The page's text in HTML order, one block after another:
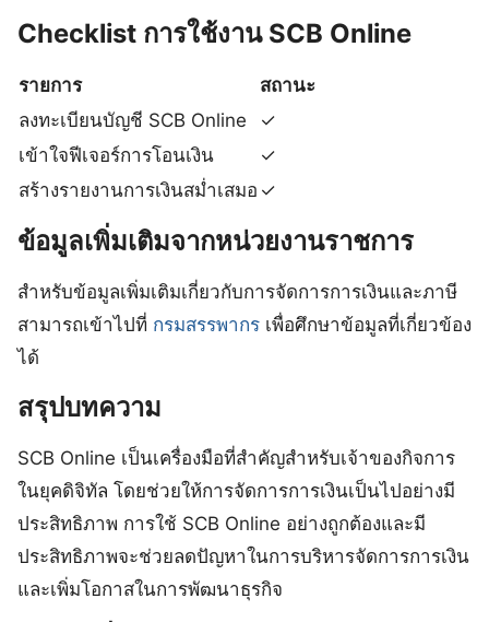
Checklist การใช้งาน SCB Online
รายการ
สถานะ
ลงทะเบียนบัญชี SCB Online
✓
เข้าใจฟีเจอร์การโอนเงิน
✓
สร้างรายงานการเงินสม่ำเสมอ ✓
ข้อมูลเพิ่มเติมจากหน่วยงานราชการ
สำหรับข้อมูลเพิ่มเติมเกี่ยวกับการจัดการการเงินและภาษี
สามารถเข้าไปที่ กรมสรรพากร เพื่อศึกษาข้อมูลที่เกี่ยวข้อง
ได้
สรุปบทความ
SCB Online เป็นเครื่องมือที่สำคัญสำหรับเจ้าของกิจการ
ในยุคดิจิทัล โดยช่วยให้การจัดการการเงินเป็นไปอย่างมี
ประสิทธิภาพ การใช้ SCB Online อย่างถูกต้องและมี
ประสิทธิภาพจะช่วยลดปัญหาในการบริหารจัดการการเงิน
และเพิ่มโอกาสในการพัฒนาธุรกิจ